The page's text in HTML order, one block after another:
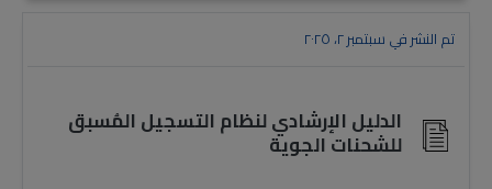
تم النشر في سبتمبر ٢، ٢٠٢٥
الدليل الإرشادي لنظام التسجيل المُسبق
للشحنات الجوية